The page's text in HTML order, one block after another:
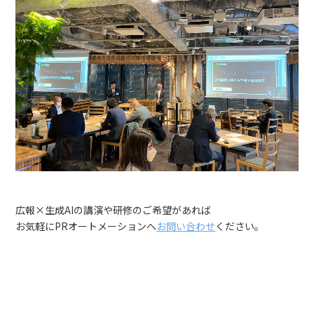
広報×生成AIの講演や研修のご希望があれば
お気軽にPRオートメーションへお問い合わせ ください。